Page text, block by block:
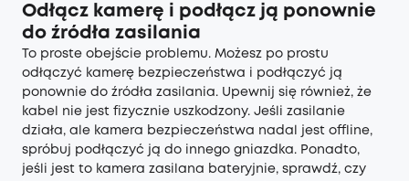
Odłącz kamerę i podłącz ją ponownie
do źródła zasilania
To proste obejście problemu. Możesz po prostu
odłączyć kamerę bezpieczeństwa i podłączyć ją
ponownie do źródła zasilania. Upewnij się również, że
kabel nie jest fizycznie uszkodzony. Jeśli zasilanie
działa, ale kamera bezpieczeństwa nadal jest offline,
spróbuj podłączyć ją do innego gniazdka. Ponadto,
jeśli jest to kamera zasilana bateryjnie, sprawdź, czy